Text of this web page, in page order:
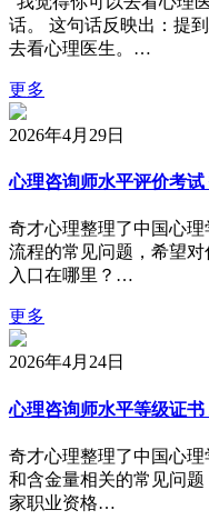
话。 这句话反映出：提
去看心理医生。…
更多
2026年4月29日
心理咨询师水平评价考
奇才心理整理了中国心
流程的常见问题，希望
入口在哪里？…
更多
2026年4月24日
心理咨询师水平等级证
奇才心理整理了中国心
和含金量相关的常见问
家职业资格…